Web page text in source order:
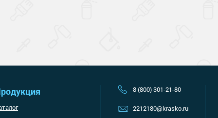
8 (800) 301-21-80
2212180@krasko.ru